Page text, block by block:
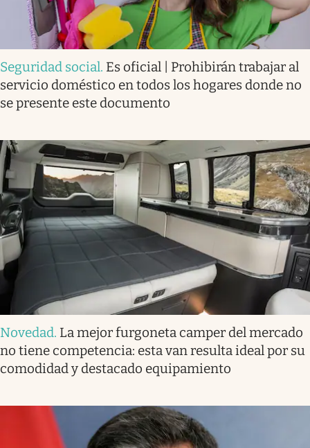
Seguridad social. Es oficial | Prohibirán trabajar al
servicio doméstico en todos los hogares donde no
se presente este documento
Novedad. La mejor furgoneta camper del mercado
no tiene competencia: esta van resulta ideal por su
comodidad y destacado equipamiento